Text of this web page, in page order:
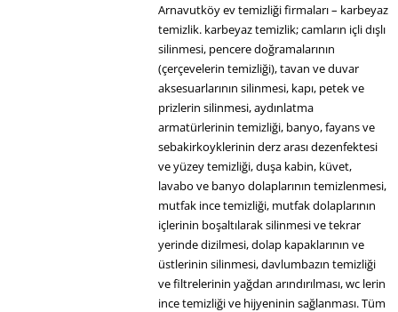
Arnavutköy ev temizliği firmaları – karbeyaz
temizlik. karbeyaz temizlik; camların içli dışlı
silinmesi, pencere doğramalarının
(çerçevelerin temizliği), tavan ve duvar
aksesuarlarının silinmesi, kapı, petek ve
prizlerin silinmesi, aydınlatma
armatürlerinin temizliği, banyo, fayans ve
sebakirkoyklerinin derz arası dezenfektesi
ve yüzey temizliği, duşa kabin, küvet,
lavabo ve banyo dolaplarının temizlenmesi,
mutfak ince temizliği, mutfak dolaplarının
içlerinin boşaltılarak silinmesi ve tekrar
yerinde dizilmesi, dolap kapaklarının ve
üstlerinin silinmesi, davlumbazın temizliği
ve filtrelerinin yağdan arındırılması, wc lerin
ince temizliği ve hijyeninin sağlanması. Tüm